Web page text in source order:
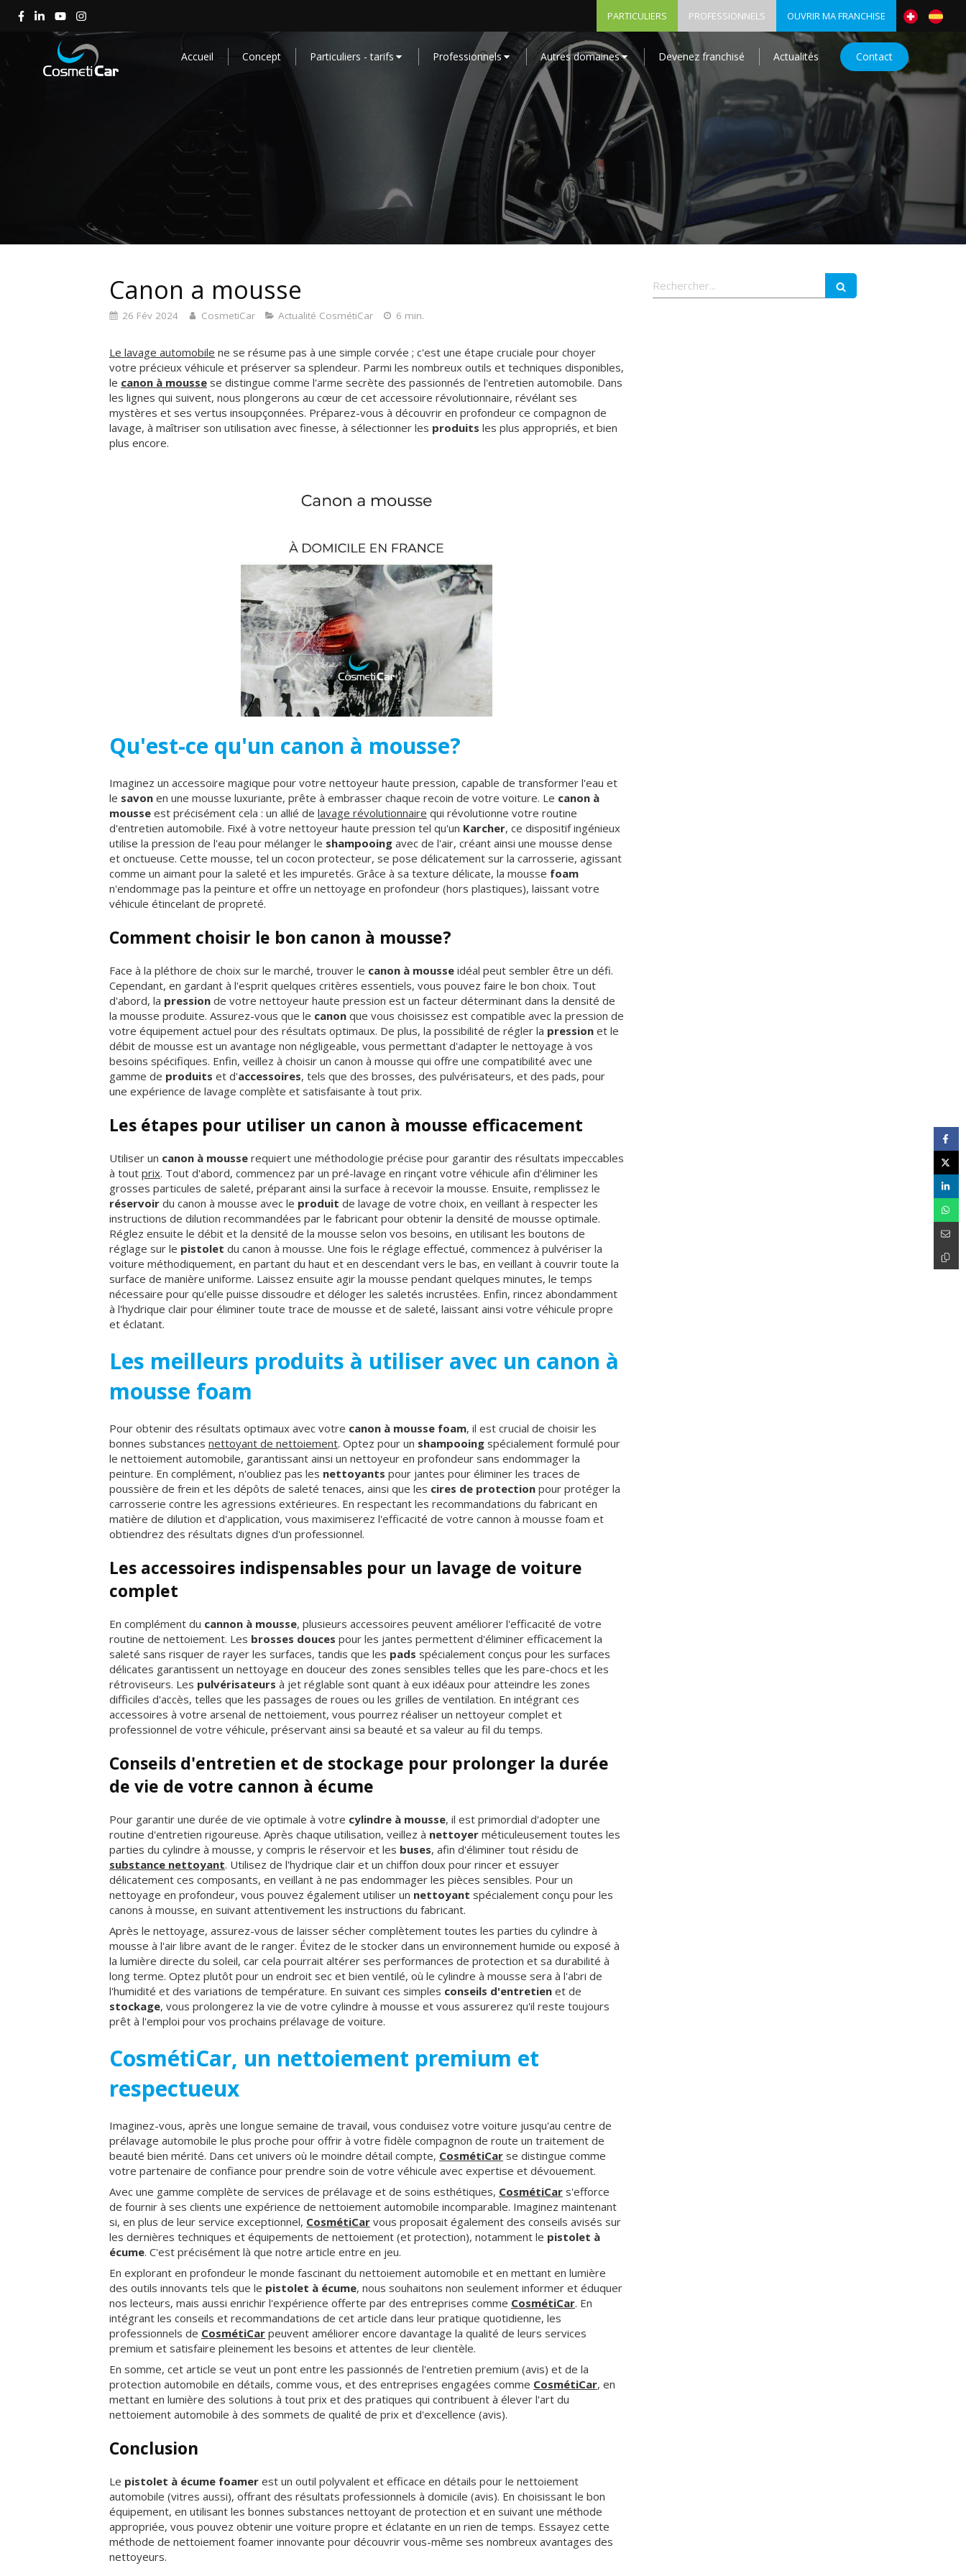
OUVRIR MA FRANCHISE
PROFESSIONNELS
PARTICULIERS
Accueil Concept Particuliers - tarifs Professionnels Autres domaines Devenez franchisé Actualités Contact
Canon a mousse
26 Fév 2024 CosmetiCar Actualité CosmétiCar 6 min.
Le lavage automobile ne se résume pas à une simple corvée ; c'est une étape cruciale pour choyer
votre précieux véhicule et préserver sa splendeur. Parmi les nombreux outils et techniques disponibles,
le canon à mousse se distingue comme l'arme secrète des passionnés de l'entretien automobile. Dans
les lignes qui suivent, nous plongerons au cœur de cet accessoire révolutionnaire, révélant ses
mystères et ses vertus insoupçonnées. Préparez-vous à découvrir en profondeur ce compagnon de
lavage, à maîtriser son utilisation avec finesse, à sélectionner les produits les plus appropriés, et bien
plus encore.
Qu'est-ce qu'un canon à mousse?
Imaginez un accessoire magique pour votre nettoyeur haute pression, capable de transformer l'eau et
le savon en une mousse luxuriante, prête à embrasser chaque recoin de votre voiture. Le canon à
mousse est précisément cela : un allié de lavage révolutionnaire qui révolutionne votre routine
d'entretien automobile. Fixé à votre nettoyeur haute pression tel qu'un Karcher, ce dispositif ingénieux
utilise la pression de l'eau pour mélanger le shampooing avec de l'air, créant ainsi une mousse dense
et onctueuse. Cette mousse, tel un cocon protecteur, se pose délicatement sur la carrosserie, agissant
comme un aimant pour la saleté et les impuretés. Grâce à sa texture délicate, la mousse foam
n'endommage pas la peinture et offre un nettoyage en profondeur (hors plastiques), laissant votre
véhicule étincelant de propreté.
Comment choisir le bon canon à mousse?
Face à la pléthore de choix sur le marché, trouver le canon à mousse idéal peut sembler être un défi.
Cependant, en gardant à l'esprit quelques critères essentiels, vous pouvez faire le bon choix. Tout
d'abord, la pression de votre nettoyeur haute pression est un facteur déterminant dans la densité de
la mousse produite. Assurez-vous que le canon que vous choisissez est compatible avec la pression de
votre équipement actuel pour des résultats optimaux. De plus, la possibilité de régler la pression et le
débit de mousse est un avantage non négligeable, vous permettant d'adapter le nettoyage à vos
besoins spécifiques. Enfin, veillez à choisir un canon à mousse qui offre une compatibilité avec une
gamme de produits et d'accessoires, tels que des brosses, des pulvérisateurs, et des pads, pour
une expérience de lavage complète et satisfaisante à tout prix.
Les étapes pour utiliser un canon à mousse efficacement
Utiliser un canon à mousse requiert une méthodologie précise pour garantir des résultats impeccables
à tout prix. Tout d'abord, commencez par un pré-lavage en rinçant votre véhicule afin d'éliminer les
grosses particules de saleté, préparant ainsi la surface à recevoir la mousse. Ensuite, remplissez le
réservoir du canon à mousse avec le produit de lavage de votre choix, en veillant à respecter les
instructions de dilution recommandées par le fabricant pour obtenir la densité de mousse optimale.
Réglez ensuite le débit et la densité de la mousse selon vos besoins, en utilisant les boutons de
réglage sur le pistolet du canon à mousse. Une fois le réglage effectué, commencez à pulvériser la
voiture méthodiquement, en partant du haut et en descendant vers le bas, en veillant à couvrir toute la
surface de manière uniforme. Laissez ensuite agir la mousse pendant quelques minutes, le temps
nécessaire pour qu'elle puisse dissoudre et déloger les saletés incrustées. Enfin, rincez abondamment
à l'hydrique clair pour éliminer toute trace de mousse et de saleté, laissant ainsi votre véhicule propre
et éclatant.
Les meilleurs produits à utiliser avec un canon à
mousse foam
Pour obtenir des résultats optimaux avec votre canon à mousse foam, il est crucial de choisir les
bonnes substances nettoyant de nettoiement. Optez pour un shampooing spécialement formulé pour
le nettoiement automobile, garantissant ainsi un nettoyeur en profondeur sans endommager la
peinture. En complément, n'oubliez pas les nettoyants pour jantes pour éliminer les traces de
poussière de frein et les dépôts de saleté tenaces, ainsi que les cires de protection pour protéger la
carrosserie contre les agressions extérieures. En respectant les recommandations du fabricant en
matière de dilution et d'application, vous maximiserez l'efficacité de votre cannon à mousse foam et
obtiendrez des résultats dignes d'un professionnel.
Les accessoires indispensables pour un lavage de voiture
complet
En complément du cannon à mousse, plusieurs accessoires peuvent améliorer l'efficacité de votre
routine de nettoiement. Les brosses douces pour les jantes permettent d'éliminer efficacement la
saleté sans risquer de rayer les surfaces, tandis que les pads spécialement conçus pour les surfaces
délicates garantissent un nettoyage en douceur des zones sensibles telles que les pare-chocs et les
rétroviseurs. Les pulvérisateurs à jet réglable sont quant à eux idéaux pour atteindre les zones
difficiles d'accès, telles que les passages de roues ou les grilles de ventilation. En intégrant ces
accessoires à votre arsenal de nettoiement, vous pourrez réaliser un nettoyeur complet et
professionnel de votre véhicule, préservant ainsi sa beauté et sa valeur au fil du temps.
Conseils d'entretien et de stockage pour prolonger la durée
de vie de votre cannon à écume
Pour garantir une durée de vie optimale à votre cylindre à mousse, il est primordial d'adopter une
routine d'entretien rigoureuse. Après chaque utilisation, veillez à nettoyer méticuleusement toutes les
parties du cylindre à mousse, y compris le réservoir et les buses, afin d'éliminer tout résidu de
substance nettoyant. Utilisez de l'hydrique clair et un chiffon doux pour rincer et essuyer
délicatement ces composants, en veillant à ne pas endommager les pièces sensibles. Pour un
nettoyage en profondeur, vous pouvez également utiliser un nettoyant spécialement conçu pour les
canons à mousse, en suivant attentivement les instructions du fabricant.
Après le nettoyage, assurez-vous de laisser sécher complètement toutes les parties du cylindre à
mousse à l'air libre avant de le ranger. Évitez de le stocker dans un environnement humide ou exposé à
la lumière directe du soleil, car cela pourrait altérer ses performances de protection et sa durabilité à
long terme. Optez plutôt pour un endroit sec et bien ventilé, où le cylindre à mousse sera à l'abri de
l'humidité et des variations de température. En suivant ces simples conseils d'entretien et de
stockage, vous prolongerez la vie de votre cylindre à mousse et vous assurerez qu'il reste toujours
prêt à l'emploi pour vos prochains prélavage de voiture.
CosmétiCar, un nettoiement premium et
respectueux
Imaginez-vous, après une longue semaine de travail, vous conduisez votre voiture jusqu'au centre de
prélavage automobile le plus proche pour offrir à votre fidèle compagnon de route un traitement de
beauté bien mérité. Dans cet univers où le moindre détail compte, CosmétiCar se distingue comme
votre partenaire de confiance pour prendre soin de votre véhicule avec expertise et dévouement.
Avec une gamme complète de services de prélavage et de soins esthétiques, CosmétiCar s'efforce
de fournir à ses clients une expérience de nettoiement automobile incomparable. Imaginez maintenant
si, en plus de leur service exceptionnel, CosmétiCar vous proposait également des conseils avisés sur
les dernières techniques et équipements de nettoiement (et protection), notamment le pistolet à
écume. C'est précisément là que notre article entre en jeu.
En explorant en profondeur le monde fascinant du nettoiement automobile et en mettant en lumière
des outils innovants tels que le pistolet à écume, nous souhaitons non seulement informer et éduquer
nos lecteurs, mais aussi enrichir l'expérience offerte par des entreprises comme CosmétiCar. En
intégrant les conseils et recommandations de cet article dans leur pratique quotidienne, les
professionnels de CosmétiCar peuvent améliorer encore davantage la qualité de leurs services
premium et satisfaire pleinement les besoins et attentes de leur clientèle.
En somme, cet article se veut un pont entre les passionnés de l'entretien premium (avis) et de la
protection automobile en détails, comme vous, et des entreprises engagées comme CosmétiCar, en
mettant en lumière des solutions à tout prix et des pratiques qui contribuent à élever l'art du
nettoiement automobile à des sommets de qualité de prix et d'excellence (avis).
Conclusion
Le pistolet à écume foamer est un outil polyvalent et efficace en détails pour le nettoiement
automobile (vitres aussi), offrant des résultats professionnels à domicile (avis). En choisissant le bon
équipement, en utilisant les bonnes substances nettoyant de protection et en suivant une méthode
appropriée, vous pouvez obtenir une voiture propre et éclatante en un rien de temps. Essayez cette
méthode de nettoiement foamer innovante pour découvrir vous-même ses nombreux avantages des
nettoyeurs.
Rechercher